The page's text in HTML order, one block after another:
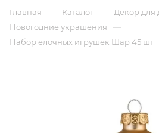
Главная — Каталог — Декор для
Новогодние украшения —
Набор елочных игрушек Шар 45 шт